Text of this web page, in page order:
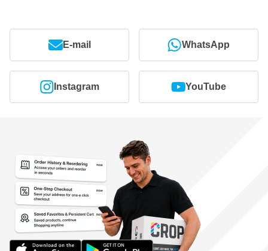
E-mail WhatsApp
Instagram YouTube